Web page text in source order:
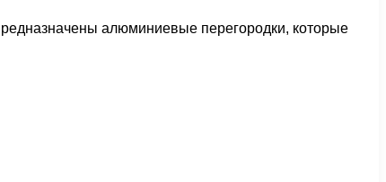
алюминиевые перегородки, которые